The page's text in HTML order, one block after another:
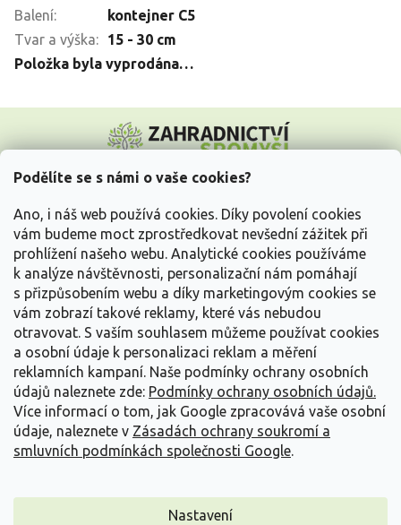
Podělíte se s námi o vaše cookies?
Ano, i náš web používá cookies. Díky povolení cookies
vám budeme moct zprostředkovat nevšední zážitek při
prohlížení našeho webu. Analytické cookies používáme
k analýze návštěvnosti, personalizační nám pomáhají
s přizpůsobením webu a díky marketingovým cookies se
vám zobrazí takové reklamy, které vás nebudou
otravovat. S vaším souhlasem můžeme používat cookies
a osobní údaje k personalizaci reklam a měření
reklamních kampaní. Naše podmínky ochrany osobních
údajů naleznete zde: Podmínky ochrany osobních údajů.
Více informací o tom, jak Google zpracovává vaše osobní
údaje, naleznete v Zásadách ochrany soukromí a
smluvních podmínkách společnosti Google.
Nastavení
Balení:
kontejner C5
Tvar a výška:
15 - 30 cm
Položka byla vyprodána…
p
Vše o nákupu
Informace pro Vás
Kontakujte nás
Vytvořil Shoptet